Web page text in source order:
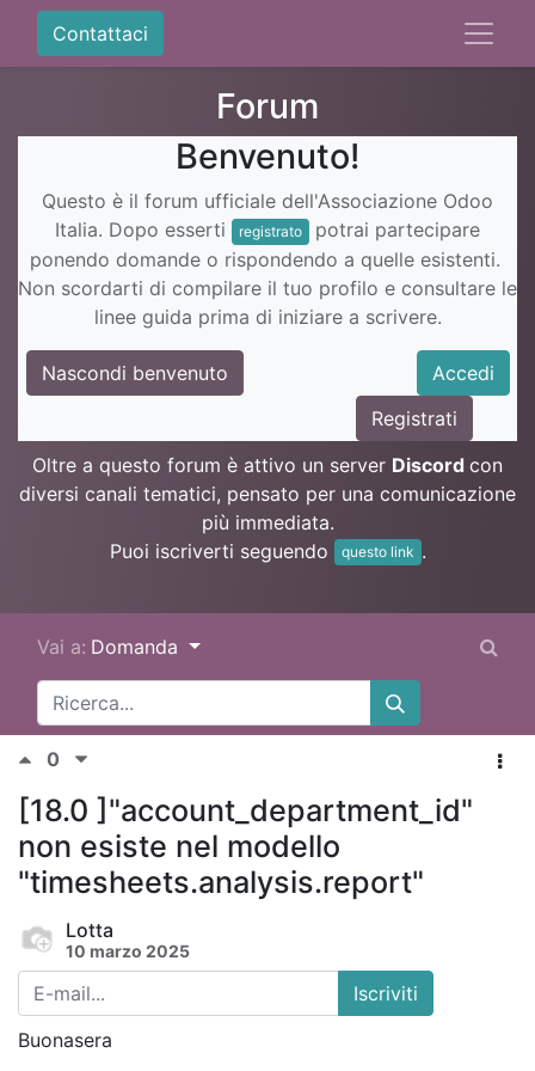
Contattaci
Forum
Benvenuto!
Questo è il forum ufficiale dell'Associazione Odoo
Italia. Dopo esserti
registrato
potrai partecipare
ponendo domande o rispondendo a quelle esistenti.
Non scordarti di compilare il tuo profilo e consultare le
linee guida prima di iniziare a scrivere.
Nascondi benvenuto
Accedi
Registrati
Oltre a questo forum è attivo un server Discord con
diversi canali tematici, pensato per una comunicazione
più immediata.
Puoi iscriverti seguendo
questo link .
Vai a: Domanda
0
[18.0 ]"account_department_id"
non esiste nel modello
"timesheets.analysis.report"
Lotta
10 marzo 2025
Iscriviti
Buonasera